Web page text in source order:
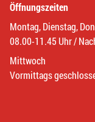
Öffnungszeiten
Montag, Dienstag,
08.00-11.45 Uhr /
Mittwoch
Vormittags